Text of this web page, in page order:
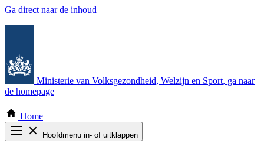
Ga direct naar de inhoud
Ministerie van Volksgezondheid, Welzijn en Sport, ga naar
de homepage
Home
Hoofdmenu in- of uitklappen